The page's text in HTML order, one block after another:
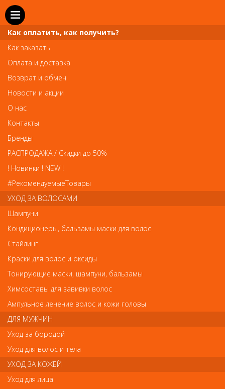
SEO
Щипцы для выпрямления волос GaMa c
терморегулятором CP3ME HP
1041
4 032р.-
В закладки
Как оплатить, как получить?
Как заказать
Оплата и доставка
Возврат и обмен
Новости и акции
О нас
Контакты
Бренды
РАСПРОДАЖА / Скидки до 50%
! Новинки ! NEW !
#РекомендуемыеТовары
УХОД ЗА ВОЛОСАМИ
Шампуни
Кондиционеры, бальзамы маски для волос
Стайлинг
Краски для волос и оксиды
Тонирующие маски, шампуни, бальзамы
Химсоставы для завивки волос
Ампульное лечение волос и кожи головы
ДЛЯ МУЖЧИН
Уход за бородой
Уход для волос и тела
УХОД ЗА КОЖЕЙ
Уход для лица